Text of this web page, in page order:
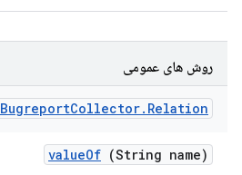
روش های عمومی
BugreportCollector. Relation
valueOf (String name)